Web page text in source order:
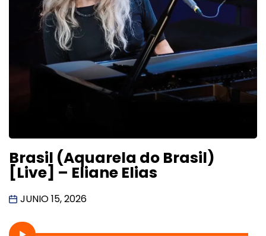
Brasil (Aquarela do Brasil)
[Live] – Eliane Elias
JUNIO 15, 2026